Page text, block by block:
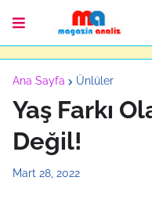
Ana Sayfa Ünlüler
Yaş Farkı
Değil!
Mart 28, 2022